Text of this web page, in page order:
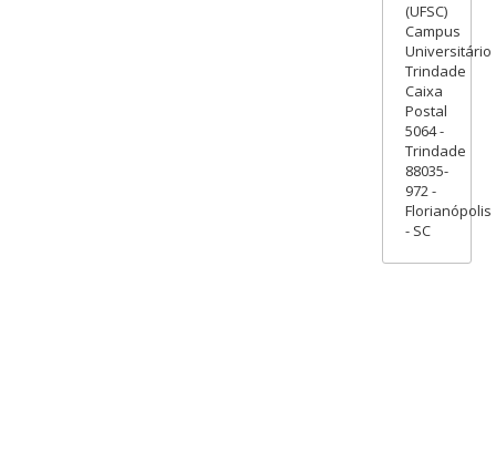
(UFSC)
Campus
Universitário
Trindade
Caixa
Postal
5064 -
Trindade
88035-
972 -
Florianópolis
- SC